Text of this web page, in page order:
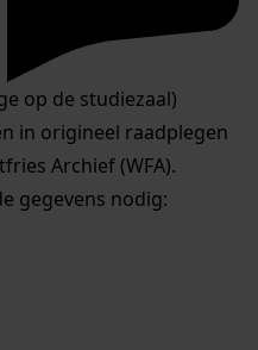
op de studiezaal)
in origineel raadplegen
Archief (WFA).
gegevens nodig: